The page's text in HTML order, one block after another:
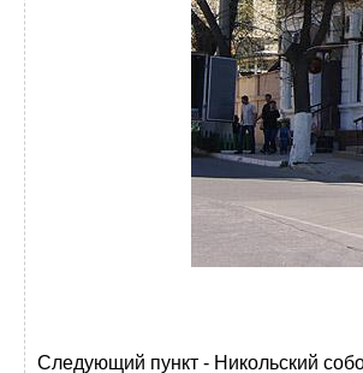
Следующий пункт - Никольский